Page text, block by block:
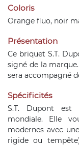
Coloris
Orange fluo, noir
Présentation
Ce briquet S.T.
signé de la
sera accompagné
Spécificités
S.T. Dupont est
mondiale. Elle
modernes avec
rigide ou